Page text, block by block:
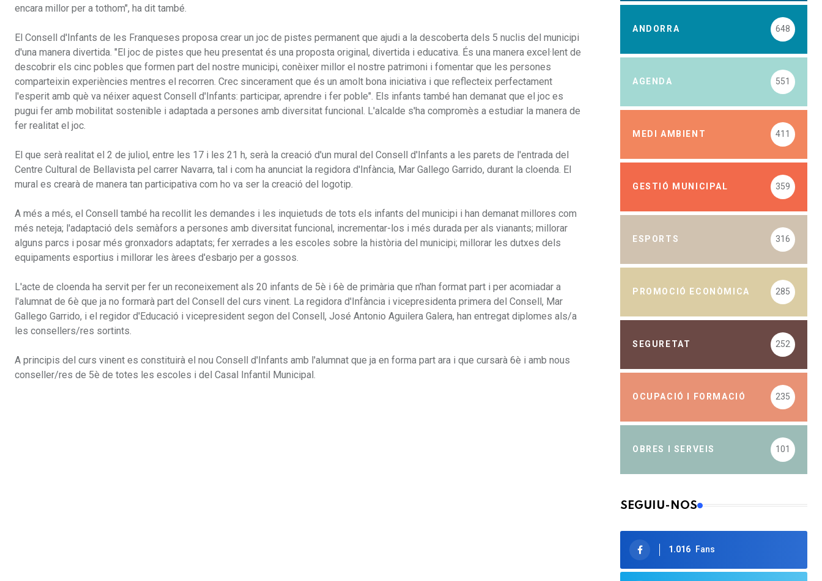
encara millor per a tothom", ha dit també.
El Consell d'Infants de les Franqueses proposa crear un joc de pistes permanent que ajudi a la descoberta dels 5 nuclis del municipi
d'una manera divertida. "El joc de pistes que heu presentat és una proposta original, divertida i educativa. És una manera excel·lent de
descobrir els cinc pobles que formen part del nostre municipi, conèixer millor el nostre patrimoni i fomentar que les persones
comparteixin experiències mentres el recorren. Crec sincerament que és un amolt bona iniciativa i que reflecteix perfectament
l'esperit amb què va néixer aquest Consell d'Infants: participar, aprendre i fer poble". Els infants també han demanat que el joc es
pugui fer amb mobilitat sostenible i adaptada a persones amb diversitat funcional. L'alcalde s'ha compromès a estudiar la manera de
fer realitat el joc.
El que serà realitat el 2 de juliol, entre les 17 i les 21 h, serà la creació d'un mural del Consell d'Infants a les parets de l'entrada del
Centre Cultural de Bellavista pel carrer Navarra, tal i com ha anunciat la regidora d'Infància, Mar Gallego Garrido, durant la cloenda. El
mural es crearà de manera tan participativa com ho va ser la creació del logotip.
A més a més, el Consell també ha recollit les demandes i les inquietuds de tots els infants del municipi i han demanat millores com
més neteja; l'adaptació dels semàfors a persones amb diversitat funcional, incrementar-los i més durada per als vianants; millorar
alguns parcs i posar més gronxadors adaptats; fer xerrades a les escoles sobre la història del municipi; millorar les dutxes dels
equipaments esportius i millorar les àrees d'esbarjo per a gossos.
L'acte de cloenda ha servit per fer un reconeixement als 20 infants de 5è i 6è de primària que n'han format part i per acomiadar a
l'alumnat de 6è que ja no formarà part del Consell del curs vinent. La regidora d'Infància i vicepresidenta primera del Consell, Mar
Gallego Garrido, i el regidor d'Educació i vicepresident segon del Consell, José Antonio Aguilera Galera, han entregat diplomes als/a
les consellers/res sortints.
A principis del curs vinent es constituirà el nou Consell d'Infants amb l'alumnat que ja en forma part ara i que cursarà 6è i amb nous
conseller/res de 5è de totes les escoles i del Casal Infantil Municipal.
ANDORRA 648
AGENDA 551
MEDI AMBIENT 411
GESTIÓ MUNICIPAL 359
ESPORTS 316
PROMOCIÓ ECONÒMICA 285
SEGURETAT 252
OCUPACIÓ I FORMACIÓ 235
OBRES I SERVEIS 101
SEGUIU-NOS
1.016 Fans